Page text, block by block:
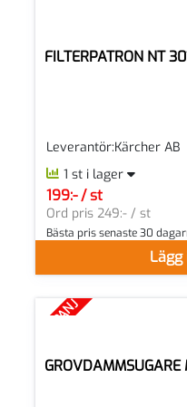
FILTERPATRON NT
Leverantör:Kärcher AB
1 st i lager
199:- / st
SEK per ST
Ord pris 249:- / st
Bästa pris senaste 30
KAMPANJ